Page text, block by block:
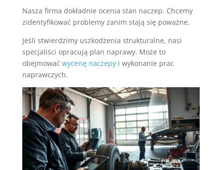
Nasza firma dokładnie ocenia stan naczep. Chcemy
zidentyfikować problemy zanim stają się poważne.
Jeśli stwierdzimy uszkodzenia strukturalne, nasi
specjaliści opracują plan naprawy. Może to
obejmować wycenę naczepyi wykonanie prac
naprawczych.